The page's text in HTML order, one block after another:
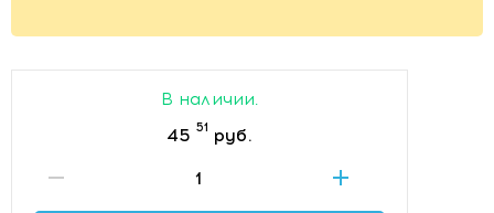
В наличии.
45 51 руб.